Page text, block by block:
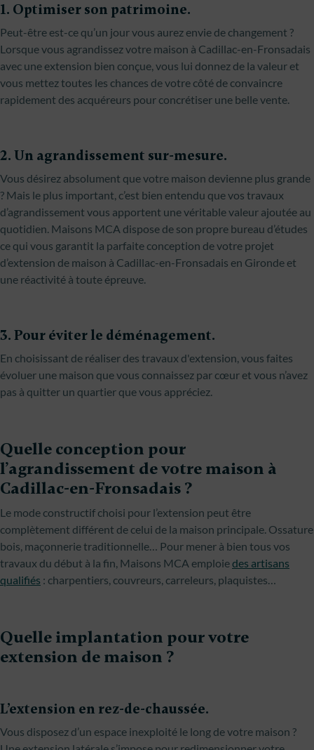
1. Optimiser son patrimoine.
Peut-être est-ce qu’un jour vous aurez envie de changement ?
Lorsque vous agrandissez votre maison à Cadillac-en-Fronsadais
avec une extension bien conçue, vous lui donnez de la valeur et
vous mettez toutes les chances de votre côté de convaincre
rapidement des acquéreurs pour concrétiser une belle vente.
2. Un agrandissement sur-mesure.
Vous désirez absolument que votre maison devienne plus grande
? Mais le plus important, c’est bien entendu que vos travaux
d’agrandissement vous apportent une véritable valeur ajoutée au
quotidien. Maisons MCA dispose de son propre bureau d’études
ce qui vous garantit la parfaite conception de votre projet
d’extension de maison à Cadillac-en-Fronsadais en Gironde et
une réactivité à toute épreuve.
3. Pour éviter le déménagement.
En choisissant de réaliser des travaux d'extension, vous faites
évoluer une maison que vous connaissez par cœur et vous n’avez
pas à quitter un quartier que vous appréciez.
Quelle conception pour
l’agrandissement de votre maison à
Cadillac-en-Fronsadais ?
Le mode constructif choisi pour l’extension peut être
complètement différent de celui de la maison principale. Ossature
bois, maçonnerie traditionnelle… Pour mener à bien tous vos
travaux du début à la fin, Maisons MCA emploiedes artisans
qualifiés : charpentiers, couvreurs, carreleurs, plaquistes…
Quelle implantation pour votre
extension de maison ?
L’extension en rez-de-chaussée.
Vous disposez d’un espace inexploité le long de votre maison ?